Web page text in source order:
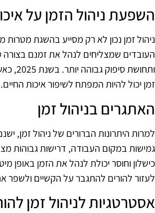
השפעת ניהול הזמן על
ניהול זמן נכון לא רק מסייע בהשגת
העובדים שמצליחים לנהל את זמנם בצורה
זמן יכול להיות המפתח לשיפור איכות החיים.
האתגרים בניהול זמן
למרות היתרונות הברורים של ניהול זמן,
גמישות במקום העבודה, דרישות גבוהות
כישלון וחוסר יכולת לנהל את הזמן באופן
לעזור להורים להתגבר על הקשיים ולשפר
אסטרטגיות לניהול זמן